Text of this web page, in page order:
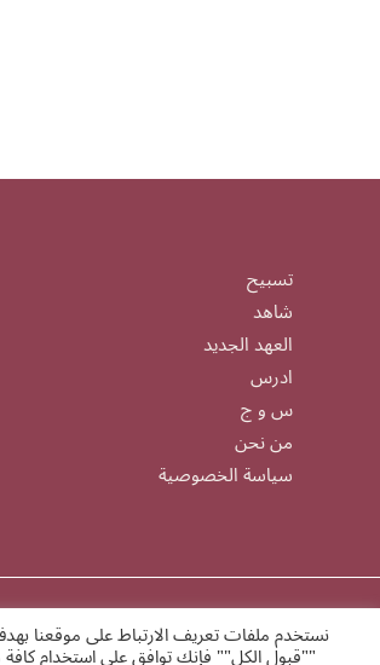
تسبيح
شاهد
العهد الجديد
ادرس
س و ج
من نحن
سياسة الخصوصية
alrrabita.org
نستخدم ملفات تعريف الارتباط على موقعنا
""قبول الكل"" فإنك توافق على استخدام